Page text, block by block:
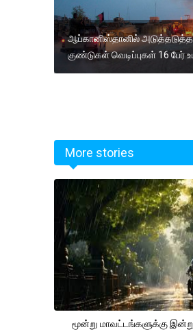
ஆப்கானிஸ்தானில் அடுத்தடுத்த
குண்டுகள் வெடிப்புகள் 16 பேர்
More stories
மூன்று மாவட்டங்களுக்கு